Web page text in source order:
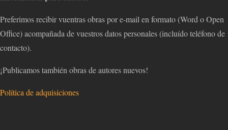
Preferimos recibir vuentras obras por e-mail en formato (Word o Open
Office) acompañada de vuestros datos personales (incluído teléfono de
contacto).
¡Publicamos también obras de autores nuevos!
Política de adquisiciones